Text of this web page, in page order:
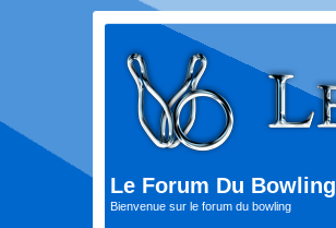
Le Forum Du Bowling
Bienvenue sur le forum du bowling